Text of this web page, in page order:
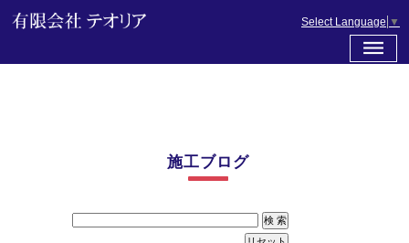
Select Language ▼
施工ブログ